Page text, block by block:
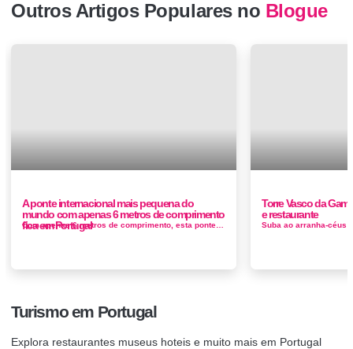
Outros Artigos Populares no Blogue
A ponte internacional mais pequena do
mundo com apenas 6 metros de comprimento
fica em Portugal
Torre Vasco da
e restaurante
Turismo em Portugal
Explora restaurantes museus hoteis e muito mais em Portugal